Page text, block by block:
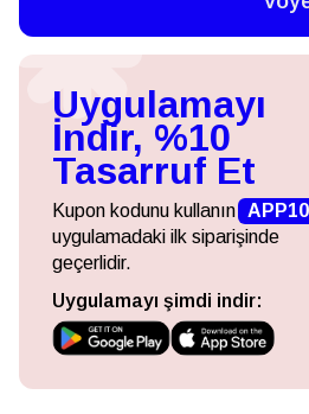
Uygulamayı
İndir, %10
Tasarruf Et
Kupon kodunu kullanın APP10
uygulamadaki ilk siparişinde
geçerlidir.
Uygulamayı şimdi indir: